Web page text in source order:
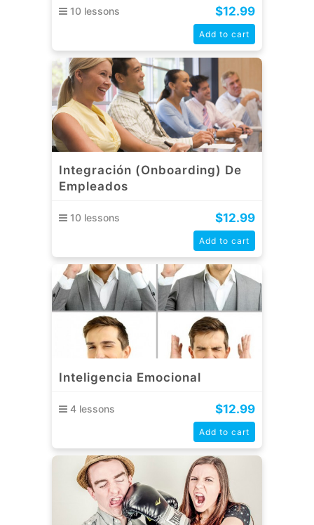
10 lessons $12.99
Add to cart
Integración (Onboarding) De
Empleados
10 lessons $12.99
Add to cart
Inteligencia Emocional
4 lessons $12.99
Add to cart